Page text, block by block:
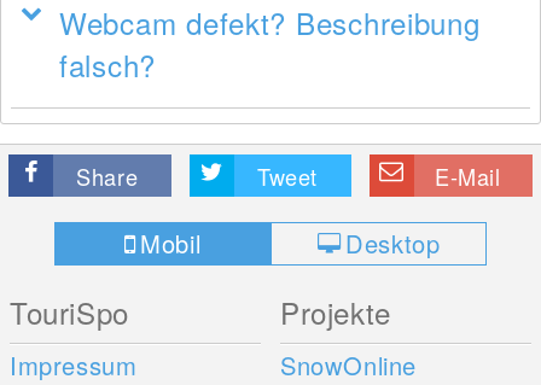
Webcam defekt? Beschreibung
falsch?
Share Tweet E-Mail
Mobil Desktop
TouriSpo
Impressum
Projekte
SnowOnline